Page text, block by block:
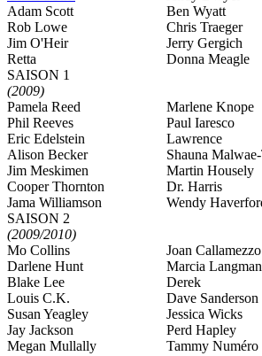
Adam Scott
Ben Wyatt
Rob Lowe
Chris Traeger
Jim O'Heir
Jerry Gergich
Retta
Donna Meagle
SAISON 1
(2009)
Pamela Reed
Marlene Knope
Phil Reeves
Paul Iaresco
Eric Edelstein
Lawrence
Alison Becker
Shauna
Jim Meskimen
Martin Housely
Cooper Thornton
Dr. Harris
Jama Williamson
Wendy
SAISON 2
(2009/2010)
Mo Collins
Joan Callamezzo
Darlene Hunt
Marcia Langman
Blake Lee
Derek
Louis C.K.
Dave Sanderson
Susan Yeagley
Jessica Wicks
Jay Jackson
Perd Hapley
Megan Mullally
Tammy Numéro